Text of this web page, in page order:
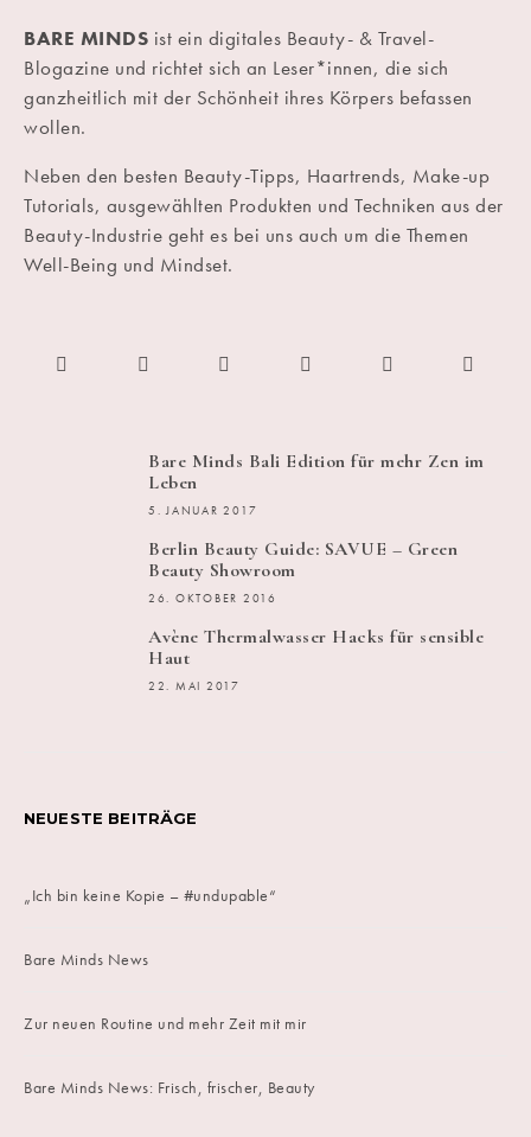
BARE MINDS ist ein digitales Beauty- & Travel-
Blogazine und richtet sich an Leser*innen, die sich
ganzheitlich mit der Schönheit ihres Körpers befassen
wollen.
Neben den besten Beauty-Tipps, Haartrends, Make-up
Tutorials, ausgewählten Produkten und Techniken aus der
Beauty-Industrie geht es bei uns auch um die Themen
Well-Being und Mindset.
Bare Minds Bali Edition für mehr Zen im
Leben
5. JANUAR 2017
Berlin Beauty Guide: SAVUE – Green
Beauty Showroom
26. OKTOBER 2016
Avène Thermalwasser Hacks für sensible
Haut
22. MAI 2017
NEUESTE BEITRÄGE
„Ich bin keine Kopie – #undupable“
Bare Minds News
Zur neuen Routine und mehr Zeit mit mir
Bare Minds News: Frisch, frischer, Beauty